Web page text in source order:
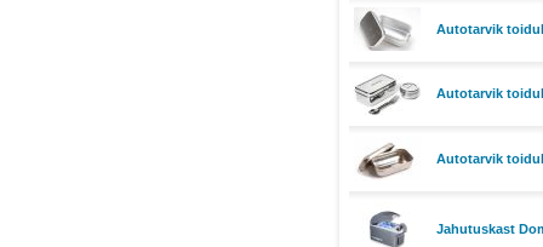
Autotarvik
Autotarvik
Autotarvik
Jahutuskast